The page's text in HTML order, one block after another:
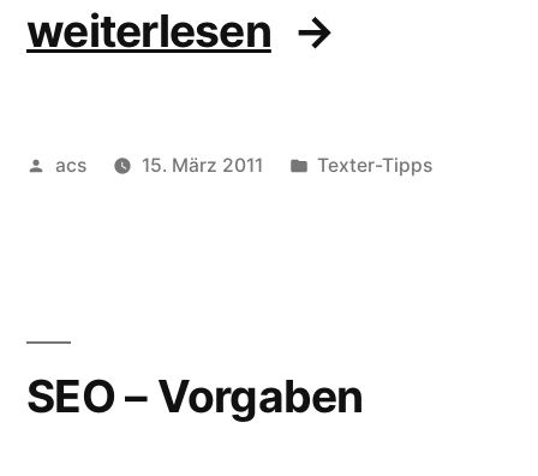
„Content-
weiterlesen
Veröffentlicht
acs 15. März 2011
Veröffentlicht
Texter-Tipps
SEO – Vorgaben